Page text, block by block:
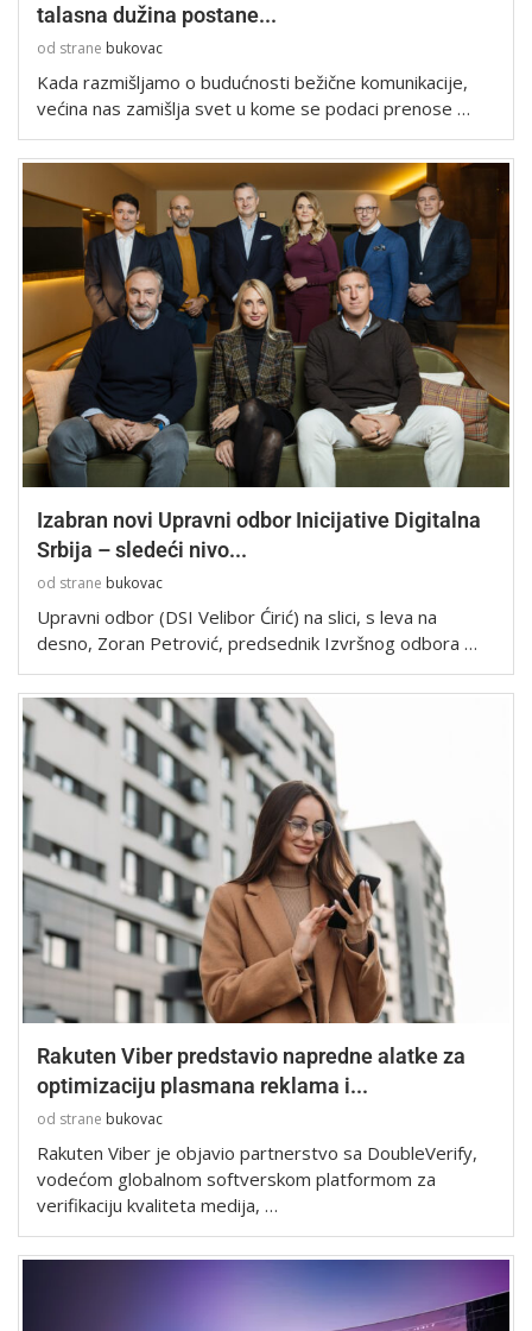
talasna dužina postane...
od strane bukovac
Kada razmišljamo o budućnosti bežične komunikacije,
većina nas zamišlja svet u kome se podaci prenose …
Izabran novi Upravni odbor Inicijative Digitalna
Srbija – sledeći nivo...
od strane bukovac
Upravni odbor (DSI Velibor Ćirić) na slici, s leva na
desno, Zoran Petrović, predsednik Izvršnog odbora …
Rakuten Viber predstavio napredne alatke za
optimizaciju plasmana reklama i...
od strane bukovac
Rakuten Viber je objavio partnerstvo sa DoubleVerify,
vodećom globalnom softverskom platformom za
verifikaciju kvaliteta medija, …